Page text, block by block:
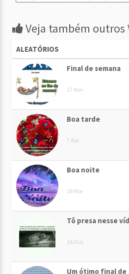
Veja também outros
ALEATÓRIOS
Final de semana
17 Nov
Boa tarde
7 Abr
Boa noite
16 Mar
Tô presa nesse
16 Out
Um ótimo final de